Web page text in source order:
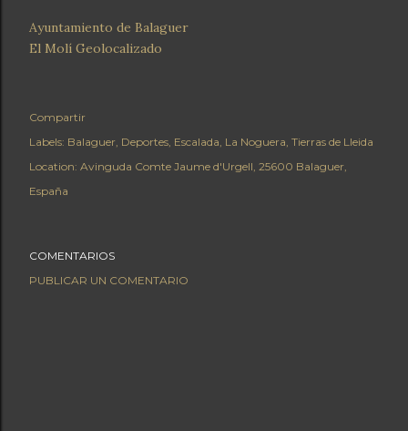
Ayuntamiento de Balaguer
El Molí Geolocalizado
Compartir
Labels: Balaguer Deportes Escalada La Noguera Tierras de Lleida
Location: Avinguda Comte Jaume d'Urgell, 25600 Balaguer,
España
COMENTARIOS
PUBLICAR UN COMENTARIO